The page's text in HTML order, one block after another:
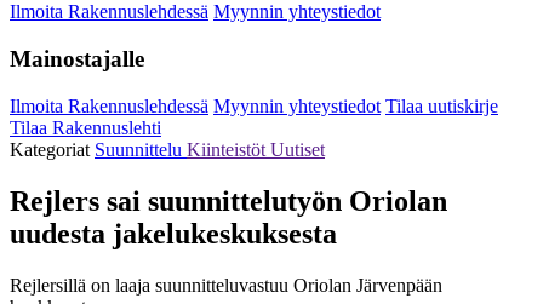
Ilmoita Rakennuslehdessä Myynnin yhteystiedot
Mainostajalle
Ilmoita Rakennuslehdessä Myynnin yhteystiedot Tilaa uutiskirje
Tilaa Rakennuslehti
Kategoriat Suunnittelu Kiinteistöt Uutiset
Rejlers sai suunnittelutyön Oriolan
uudesta jakelukeskuksesta
Rejlersillä on laaja suunnitteluvastuu Oriolan Järvenpään